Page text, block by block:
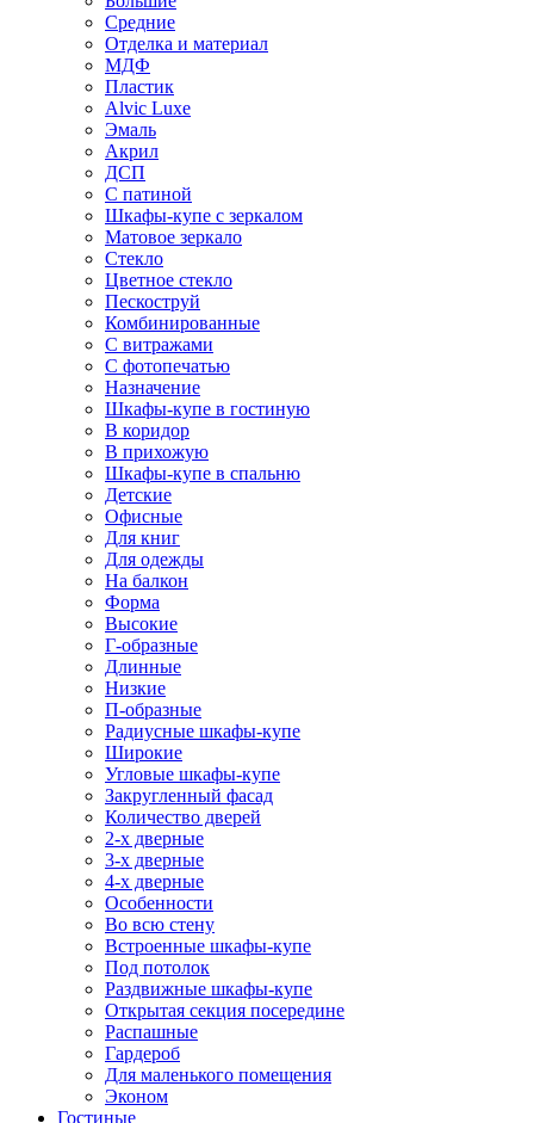
Средние
Отделка и материал
МДФ
Пластик
Alvic Luxe
Эмаль
Акрил
ДСП
С патиной
Шкафы-купе с зеркалом
Матовое зеркало
Стекло
Цветное стекло
Пескоструй
Комбинированные
С витражами
С фотопечатью
Назначение
Шкафы-купе в гостиную
В коридор
В прихожую
Шкафы-купе в спальню
Детские
Офисные
Для книг
Для одежды
На балкон
Форма
Высокие
Г-образные
Длинные
Низкие
П-образные
Радиусные шкафы-купе
Широкие
Угловые шкафы-купе
Закругленный фасад
Количество дверей
2-х дверные
3-х дверные
4-х дверные
Особенности
Во всю стену
Встроенные шкафы-купе
Под потолок
Раздвижные шкафы-купе
Открытая секция посередине
Распашные
Гардероб
Для маленького помещения
Эконом
Гостиные